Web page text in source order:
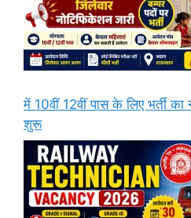
में 10वीं 12वीं पास के लिए भर्ती
शुरू